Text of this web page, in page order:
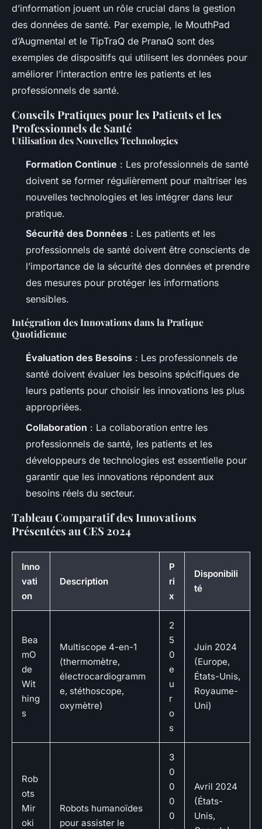
d’information jouent un rôle crucial dans la gestion
des données de santé. Par exemple, le MouthPad
d’Augmental et le TipTraQ de PranaQ sont des
exemples de dispositifs qui utilisent les données pour
améliorer l’interaction entre les patients et les
professionnels de santé.
Conseils Pratiques pour les Patients et les
Professionnels de Santé
Utilisation des Nouvelles Technologies
Formation Continue : Les professionnels de santé
doivent se former régulièrement pour maîtriser les
nouvelles technologies et les intégrer dans leur
pratique.
Sécurité des Données : Les patients et les
professionnels de santé doivent être conscients de
l’importance de la sécurité des données et prendre
des mesures pour protéger les informations
sensibles.
Intégration des Innovations dans la Pratique
Quotidienne
Évaluation des Besoins : Les professionnels de
santé doivent évaluer les besoins spécifiques de
leurs patients pour choisir les innovations les plus
appropriées.
Collaboration : La collaboration entre les
professionnels de santé, les patients et les
développeurs de technologies est essentielle pour
garantir que les innovations répondent aux
besoins réels du secteur.
Tableau Comparatif des Innovations
Présentées au CES 2024
Inno
vati
on
Description
P
ri
x
Disponibili
té
Bea
mO
de
Wit
hing
s
Multiscope 4-en-1
(thermomètre,
électrocardiogramm
e, stéthoscope,
oxymètre)
2
5
0
e
u
r
o
s
Juin 2024
(Europe,
États-Unis,
Royaume-
Uni)
Rob
ots
Mir
oki
Robots humanoïdes
pour assister le
3
0
0
0
0
Avril 2024
(États-
Unis,